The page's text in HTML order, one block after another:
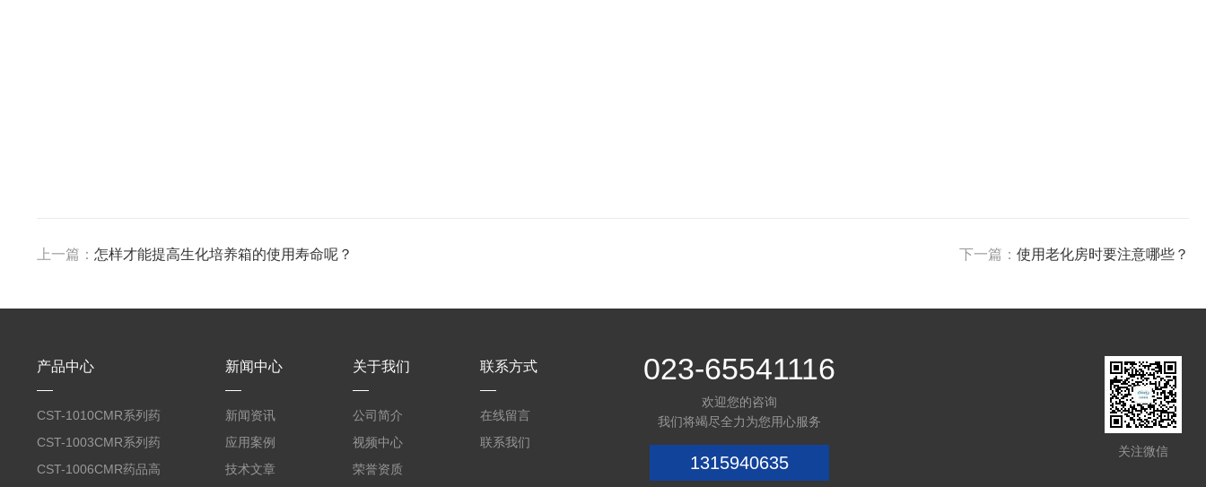
上一篇： 怎样才能提高生化培养箱的使用寿命呢？ 下一篇：使用老化房时要注意哪些？
产品中心
CST-1010CMR系列药
品高温试验箱
CST-1003CMR系列药
品高温试验箱
CST-1006CMR药品高
新闻中心
新闻资讯
应用案例
技术文章
关于我们
公司简介
视频中心
荣誉资质
联系方式
在线留言
联系我们
023-65541116
欢迎您的咨询
我们将竭尽全力为您用心服务
1315940635
关注微信